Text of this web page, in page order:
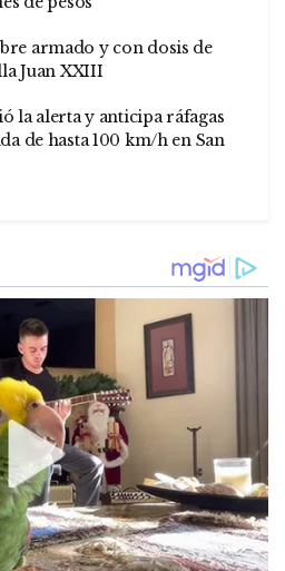
armado y con dosis de
Juan XXIII
la alerta y anticipa ráfagas
de hasta 100 km/h en San